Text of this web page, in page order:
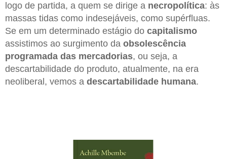
logo de partida, a quem se dirige a necropolítica: às
massas tidas como indesejáveis, como supérfluas.
Se em um determinado estágio do capitalismo
assistimos ao surgimento da obsolescência
programada das mercadorias, ou seja, a
descartabilidade do produto, atualmente, na era
neoliberal, vemos a descartabilidade humana.